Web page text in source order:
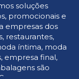
soluções
promocionais e
empresas dos
restaurantes,
íntima, moda
empresa final,
são